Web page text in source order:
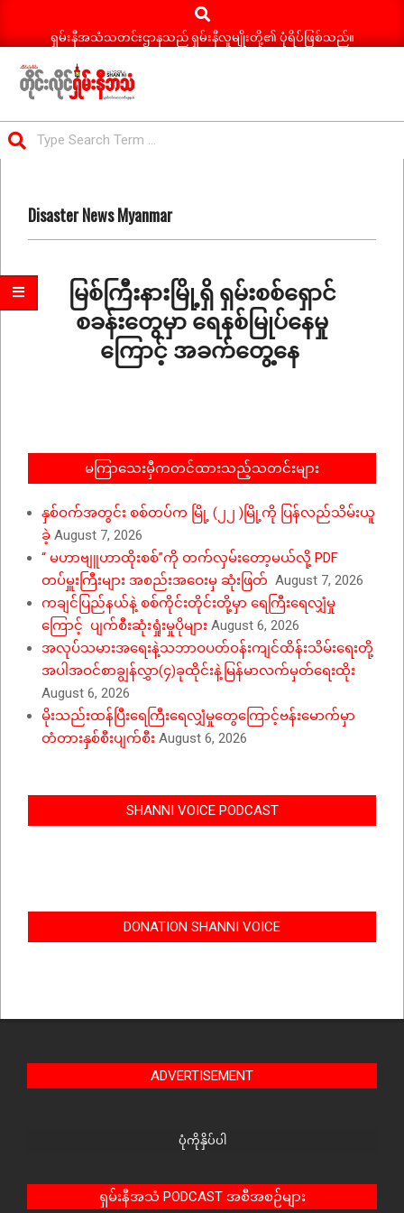
Search
ရှမ်းနီအသံသတင်းဌာနသည် ရှမ်းနီလူမျိုးတို့၏ ပုံရိပ်ဖြစ်သည်။
ရှမ်း
နီ
သတင်း
MenuDisaster News Myanmar
မြစ်ကြီးနားမြို့ရှိ ရှမ်းစစ်ရှောင်
စခန်းတွေမှာ ရေနစ်မြုပ်နေမှု
ကြောင့် အခက်တွေ့နေ
မကြာသေးမှီကတင်ထားသည့်သတင်းများ
နှစ်ဝက်အတွင်း စစ်တပ်က မြို့ (၂၂ )မြို့ကို ပြန်လည်သိမ်းယူ
ခဲ့ August 7, 2026
“ မဟာဗျူဟာထိုးစစ်”ကို တက်လှမ်းတော့မယ်လို့ PDF
တပ်မှူးကြီးများ အစည်းအဝေးမှ ဆုံးဖြတ် August 7, 2026
ကချင်ပြည်နယ်နဲ့ စစ်ကိုင်းတိုင်းတို့မှာ ရေကြီးရေလျှံမှု
ကြောင့် ပျက်စီးဆုံးရှုံးမှုပိုများ August 6, 2026
အလုပ်သမားအရေးနဲ့သဘာဝပတ်ဝန်းကျင်ထိန်းသိမ်းရေးတို့
အပါအဝင်စာချွန်လွှာ(၄)ခုထိုင်းနဲ့မြန်မာလက်မှတ်ရေးထိုး
August 6, 2026
မိုးသည်းထန်ပြီးရေကြီးရေလျှံမှုတွေကြောင့်ဗန်းမောက်မှာ
တံတားနှစ်စီးပျက်စီး August 6, 2026
SHANNI VOICE PODCAST
DONATION SHANNI VOICE
ADVERTISEMENT
ပုံကိုနှိပ်ပါ
ရှမ်းနီအသံ PODCAST အစီအစဉ်များ